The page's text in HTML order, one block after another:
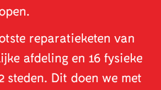
reparatieketen van
afdeling en 16 fysieke
steden. Dit doen we met